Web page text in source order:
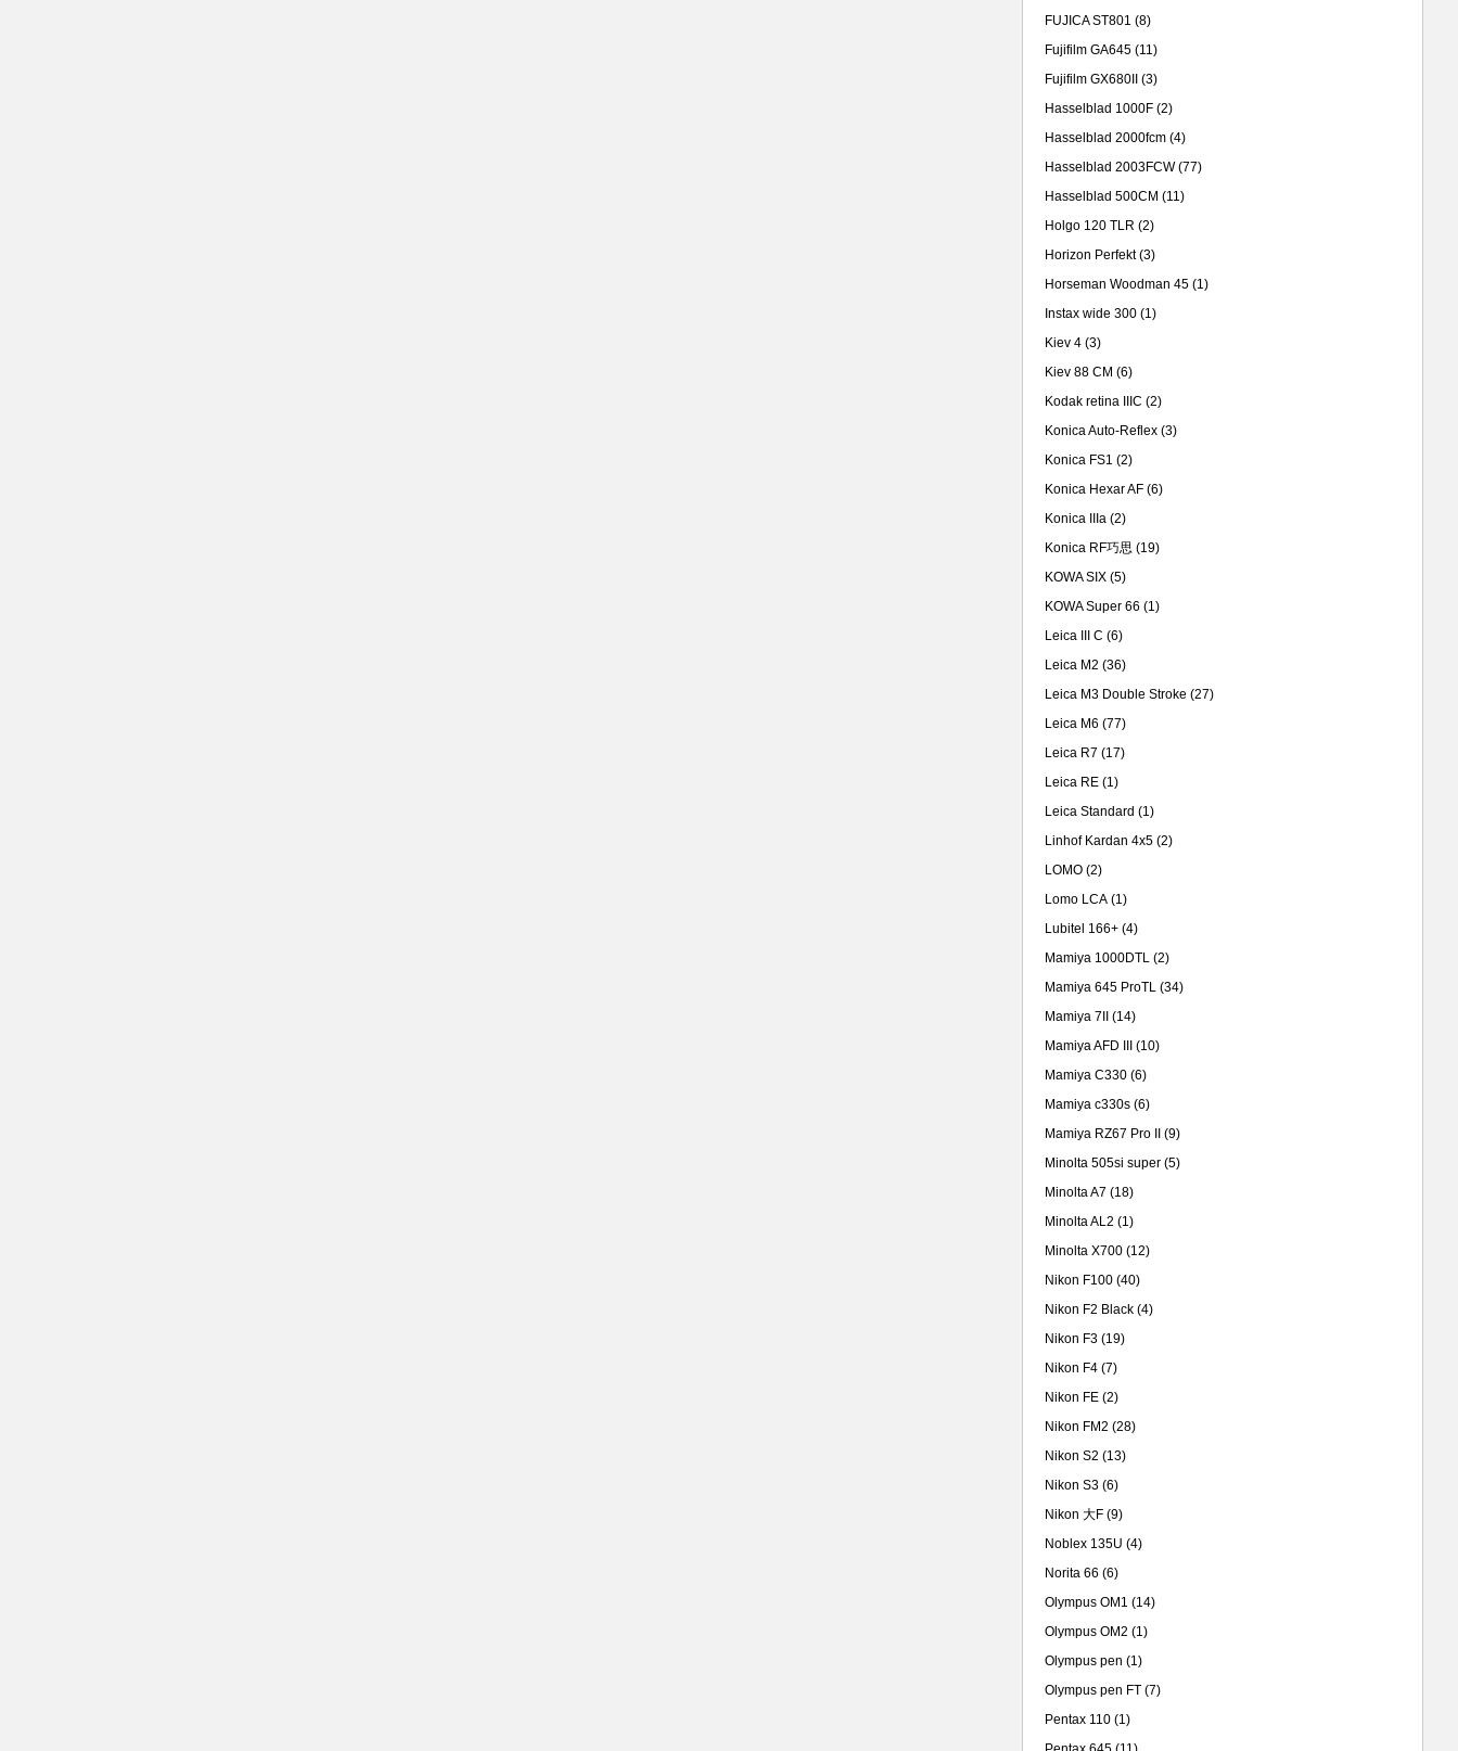
FUJICA ST801 (8)
Fujifilm GA645 (11)
Fujifilm GX680II
(3)
Hasselblad 1000F (2)
Hasselblad 2000fcm (4)
Hasselblad 2003FCW(77)
Hasselblad 500CM (11)
Holgo 120 TLR (2)
Horizon Perfekt(3)
Horseman Woodman 45 (1)
Instax wide 300 (1)
Kiev 4 (3)
Kiev 88 CM (6)
Kodak retina IIIC (2)
Konica Auto-Reflex (3)
Konica FS1 (2)
Konica Hexar AF (6)
Konica IIIa (2)
Konica RF巧思 (19)
KOWA SIX (5)
KOWA Super 66 (1)
Leica III C (6)
Leica M2 (36)
Leica M3 Double Stroke (27)
Leica M6 (77)
Leica R7 (17)
Leica RE (1)
Leica Standard (1)
Linhof Kardan 4x5 (2)
LOMO (2)
Lomo LCA (1)
Lubitel 166+ (4)
Mamiya 1000DTL (2)
Mamiya 645 ProTL (34)
Mamiya 7II
(14)
Mamiya AFD III
(10)
Mamiya C330 (6)
Mamiya c330s (6)
Mamiya RZ67 Pro II
(9)
Minolta 505si super (5)
Minolta A7 (18)
Minolta AL2 (1)
Minolta X700 (12)
Nikon F100 (40)
Nikon F2 Black (4)
Nikon F3 (19)
Nikon F4 (7)
Nikon FE (2)
Nikon FM2 (28)
Nikon S2 (13)
Nikon S3 (6)
Nikon 大F (9)
Noblex 135U (4)
Norita 66 (6)
Olympus OM1 (14)
Olympus OM2 (1)
Olympus pen (1)
Olympus pen FT (7)
Pentax 110 (1)